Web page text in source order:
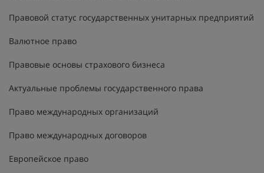
Правовой статус государственных унитарных предприятий
Валютное право
Правовые основы страхового бизнеса
Актуальные проблемы государственного права
Право международных организаций
Право международных договоров
Европейское право